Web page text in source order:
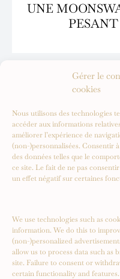
Gérer le
cookies
Nous utilisons des technologies
accéder aux informations
améliorer l’expérience de
(non-)personnalisées. Consentir
des données telles que le
ce site. Le fait de ne pas
un effet négatif sur certaines
We use technologies such as
information. We do this to
(non-)personalized
allow us to process data such as
site. Failure to consent or
certain functionality and features.
UNE